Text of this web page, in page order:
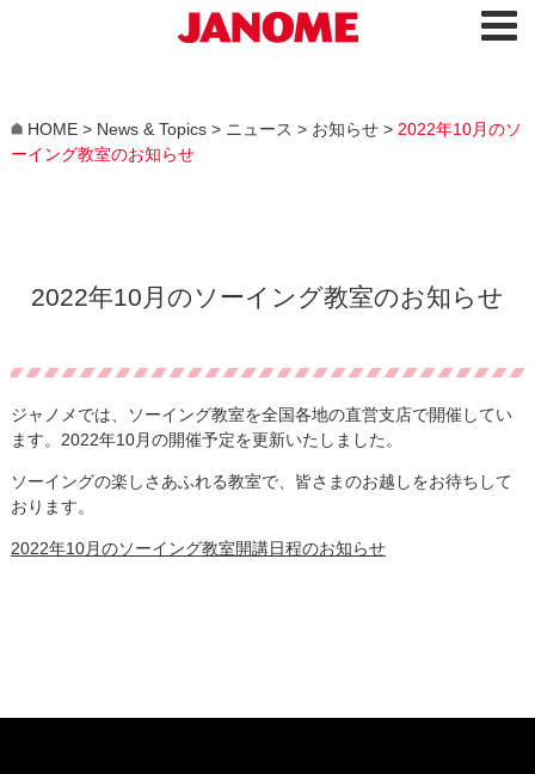
HOME> News & Topics> ニュース > お知らせ> 2022年10月のソ
ーイング教室のお知らせ
2022年10月のソーイング教室のお知らせ
ジャノメでは、ソーイング教室を全国各地の直営支店で開催してい
ます。2022年10月の開催予定を更新いたしました。
ソーイングの楽しさあふれる教室で、皆さまのお越しをお待ちして
おります。
2022年10月のソーイング教室開講日程のお知らせ